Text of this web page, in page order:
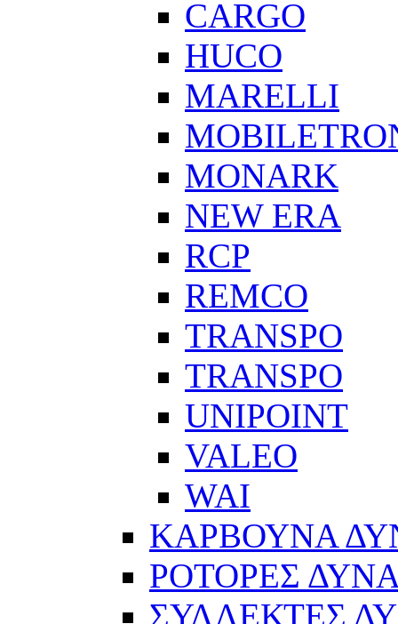
CARGO
HUCO
MARELLI
MONARK
NEW ERA
RCP
REMCO
TRANSPO
TRANSPO
UNIPOINT
VALEO
WAI
ΚΑΡΒΟΥΝΑ
ΡΟΤΟΡΕΣ
ΣΥΛΛΕΚΤΕΣ